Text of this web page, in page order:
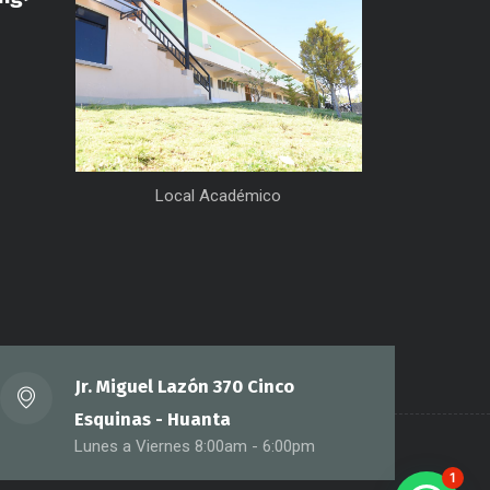
Local Académico
Jr. Miguel Lazón 370 Cinco
Esquinas - Huanta
Lunes a Viernes 8:00am - 6:00pm
1